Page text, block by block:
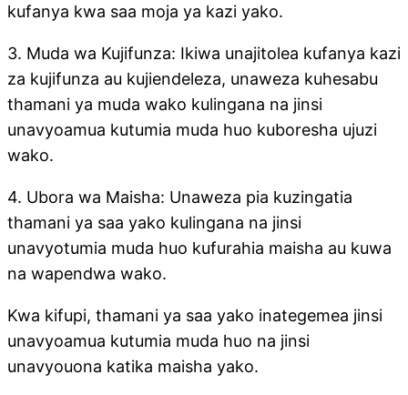
kufanya kwa saa moja ya kazi yako.
3. Muda wa Kujifunza: Ikiwa unajitolea kufanya kazi
za kujifunza au kujiendeleza, unaweza kuhesabu
thamani ya muda wako kulingana na jinsi
unavyoamua kutumia muda huo kuboresha ujuzi
wako.
4. Ubora wa Maisha: Unaweza pia kuzingatia
thamani ya saa yako kulingana na jinsi
unavyotumia muda huo kufurahia maisha au kuwa
na wapendwa wako.
Kwa kifupi, thamani ya saa yako inategemea jinsi
unavyoamua kutumia muda huo na jinsi
unavyouona katika maisha yako.